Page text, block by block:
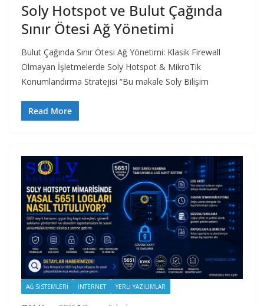
Soly Hotspot ve Bulut Çağında
Sınır Ötesi Ağ Yönetimi
Bulut Çağında Sınır Ötesi Ağ Yönetimi: Klasik Firewall
Olmayan İşletmelerde Soly Hotspot & MikroTik
Konumlandırma Stratejisi “Bu makale Soly Bilişim
Read More
AĞ SISTEMLERI İNTERNET YERLI YAZILIMLAR